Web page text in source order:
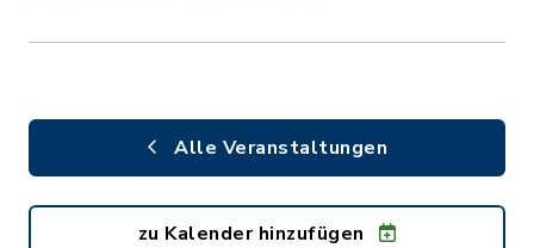
Alle Veranstaltungen
zu Kalender hinzufügen